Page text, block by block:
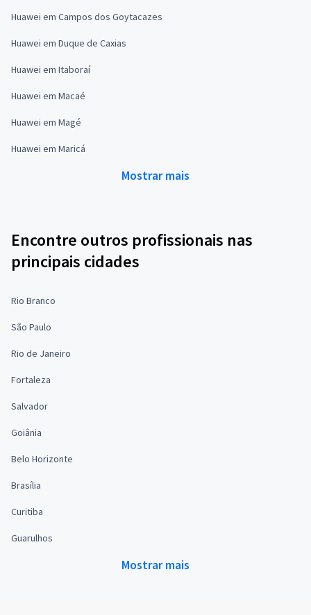
Huawei em Campos dos Goytacazes
Huawei em Duque de Caxias
Huawei em Itaboraí
Huawei em Macaé
Huawei em Magé
Huawei em Maricá
Mostrar mais
Encontre outros profissionais nas
principais cidades
Rio Branco
São Paulo
Rio de Janeiro
Fortaleza
Salvador
Goiânia
Belo Horizonte
Brasília
Curitiba
Guarulhos
Mostrar mais